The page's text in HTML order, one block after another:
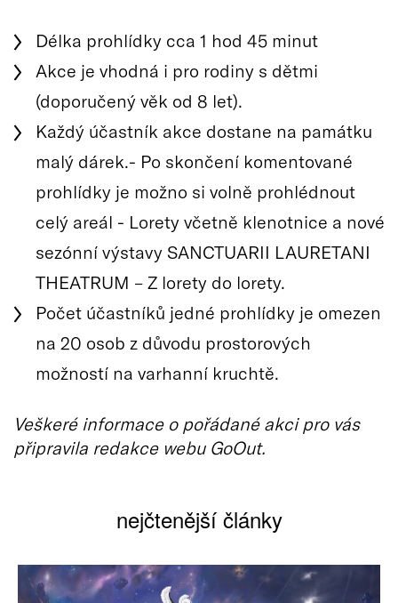
Délka prohlídky cca 1 hod 45 minut
Akce je vhodná i pro rodiny s dětmi
(doporučený věk od 8 let).
​Každý účastník akce dostane na památku
malý dárek. ​- Po skončení komentované
prohlídky je možno si volně prohlédnout
celý areál - Lorety včetně klenotnice a nové
sezónní výstavy SANCTUARII LAURETANI
THEATRUM – Z lorety do lorety.
Počet účastníků jedné prohlídky je omezen
na 20 osob z důvodu prostorových
možností na varhanní kruchtě.
Veškeré informace o pořádané akci pro vás
připravila redakce webu GoOut.
nejčtenější články